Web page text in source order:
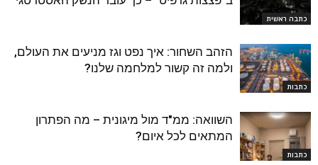
כתבה ראשית
כתבות
הזהב השחור: איך נפט וגז מניעים את העולם,
ולמה זה קשור למלחמה שלנו?
כתבות
השוואה: ממ"ד מול מיגונית – מה הפתרון
המתאים לכל איום?